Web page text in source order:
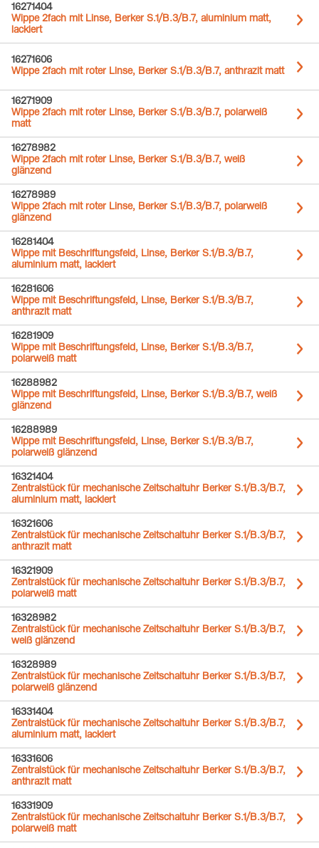
16271404
Wippe 2fach mit Linse, Berker S.1/B.3/B.7, aluminium matt,
lackiert
16271606
Wippe 2fach mit roter Linse, Berker S.1/B.3/B.7, anthrazit matt
16271909
Wippe 2fach mit roter Linse, Berker S.1/B.3/B.7, polarweiß
matt
16278982
Wippe 2fach mit roter Linse, Berker S.1/B.3/B.7, weiß
glänzend
16278989
Wippe 2fach mit roter Linse, Berker S.1/B.3/B.7, polarweiß
glänzend
16281404
Wippe mit Beschriftungsfeld, Linse, Berker S.1/B.3/B.7,
aluminium matt, lackiert
16281606
Wippe mit Beschriftungsfeld, Linse, Berker S.1/B.3/B.7,
anthrazit matt
16281909
Wippe mit Beschriftungsfeld, Linse, Berker S.1/B.3/B.7,
polarweiß matt
16288982
Wippe mit Beschriftungsfeld, Linse, Berker S.1/B.3/B.7, weiß
glänzend
16288989
Wippe mit Beschriftungsfeld, Linse, Berker S.1/B.3/B.7,
polarweiß glänzend
16321404
Zentralstück für mechanische Zeitschaltuhr Berker S.1/B.3/B.7,
aluminium matt, lackiert
16321606
Zentralstück für mechanische Zeitschaltuhr Berker S.1/B.3/B.7,
anthrazit matt
16321909
Zentralstück für mechanische Zeitschaltuhr Berker S.1/B.3/B.7,
polarweiß matt
16328982
Zentralstück für mechanische Zeitschaltuhr Berker S.1/B.3/B.7,
weiß glänzend
16328989
Zentralstück für mechanische Zeitschaltuhr Berker S.1/B.3/B.7,
polarweiß glänzend
16331404
Zentralstück für mechanische Zeitschaltuhr Berker S.1/B.3/B.7,
aluminium matt, lackiert
16331606
Zentralstück für mechanische Zeitschaltuhr Berker S.1/B.3/B.7,
anthrazit matt
16331909
Zentralstück für mechanische Zeitschaltuhr Berker S.1/B.3/B.7,
polarweiß matt